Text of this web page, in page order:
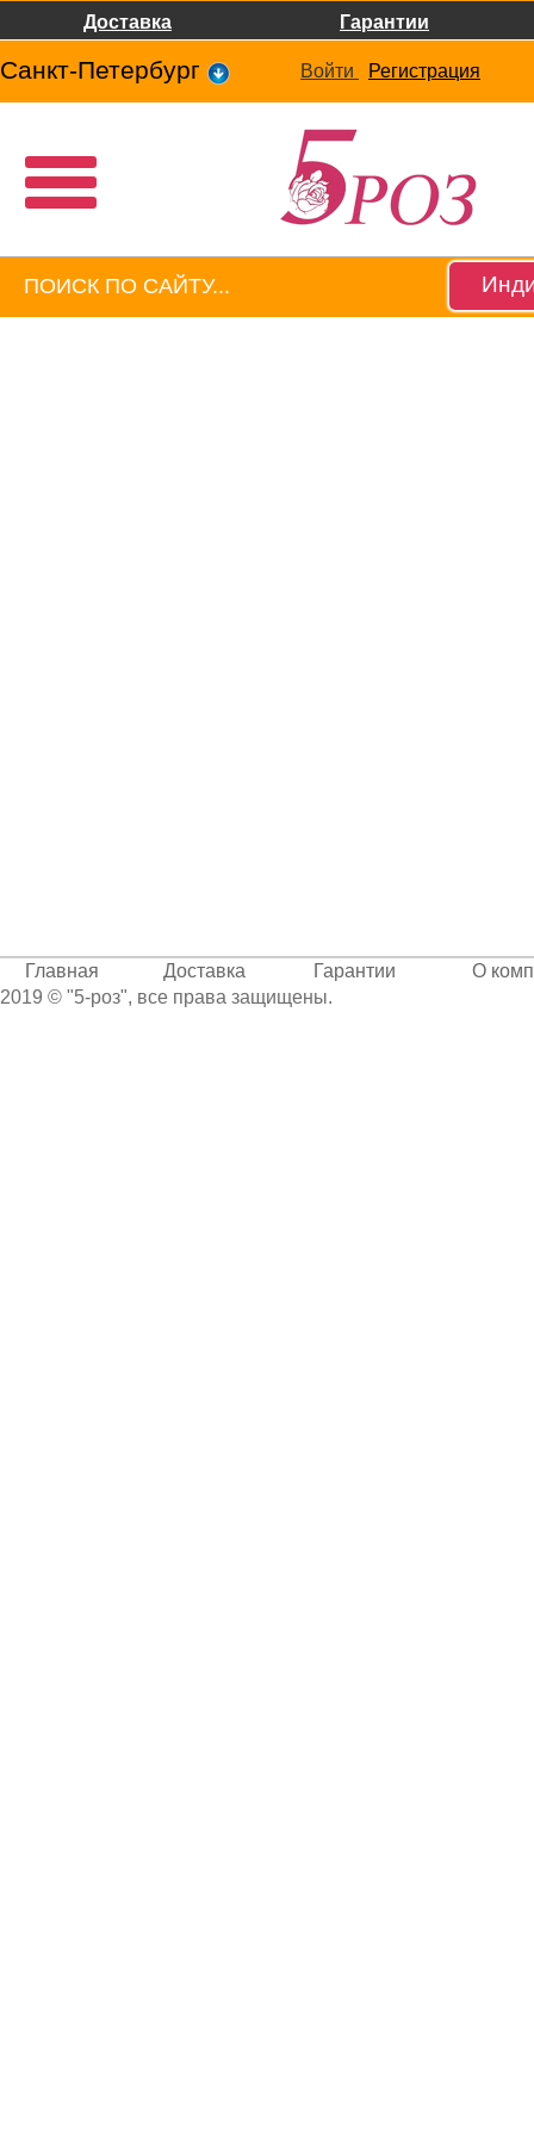
Доставка Гарантии
Санкт-Петербург Войти Регистрация
Главная Доставка Гарантии
О
2019 © "5-роз", все права защищены.